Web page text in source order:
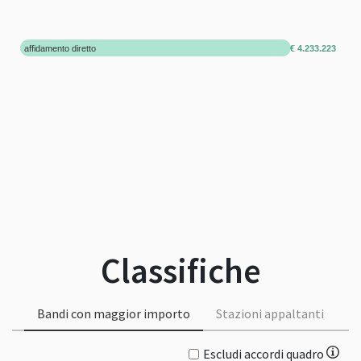
affidamento diretto € 4.233.223
Classifiche
Bandi con maggior importo Stazioni appaltanti
Escludi accordi quadro